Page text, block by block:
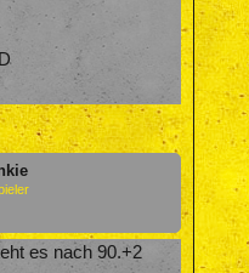
es nach 90.+2